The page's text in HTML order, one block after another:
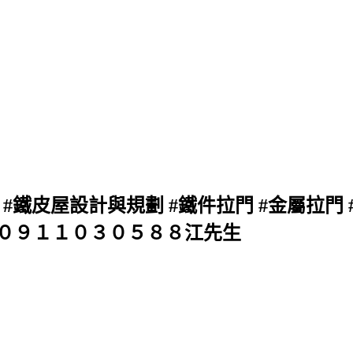
鐵皮屋設計與規劃 #鐵件拉門 #金屬拉
９１１０３０５８８江先生